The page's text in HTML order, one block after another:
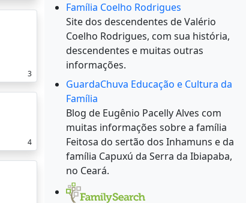
3
4
Família Coelho Rodrigues
Site dos descendentes de Valério
Coelho Rodrigues, com sua história,
descendentes e muitas outras
informações.
GuardaChuva Educação e Cultura da
Família
Blog de Eugênio Pacelly Alves com
muitas informações sobre a família
Feitosa do sertão dos Inhamuns e da
família Capuxú da Serra da Ibiapaba,
no Ceará.